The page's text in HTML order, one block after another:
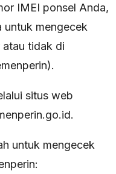
IMEI ponsel Anda,
untuk mengecek
tidak di
situs web
untuk mengecek